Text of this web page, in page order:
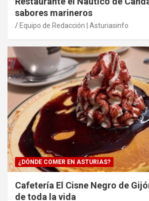
sabores marineros
Equipo de Redacción | Asturiasinfo
¿DÓNDE COMER EN ASTURIAS?
Cafetería El Cisne Negro de
de toda la vida